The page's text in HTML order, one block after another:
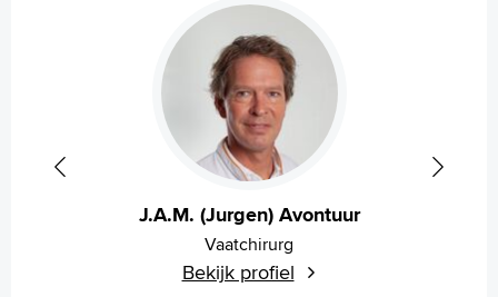
J.A.M. (Jurgen) Avontuur
Vaatchirurg
Bekijk profiel